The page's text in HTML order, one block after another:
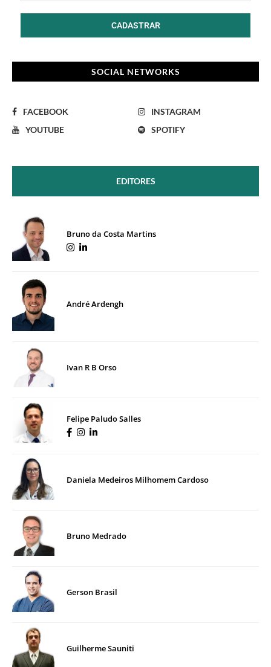
SOCIAL NETWORKS
FACEBOOK
INSTAGRAM
YOUTUBE
SPOTIFY
EDITORES
Bruno da Costa Martins
André Ardengh
Ivan R B Orso
Felipe Paludo Salles
Daniela Medeiros Milhomem Cardoso
Bruno Medrado
Gerson Brasil
Guilherme Sauniti